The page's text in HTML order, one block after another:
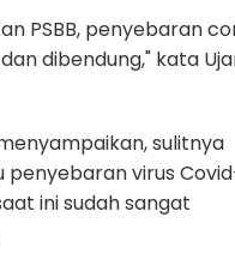
PSBB, penyebaran
dibendung," kata
sulitnya
virus
ini sudah sangat